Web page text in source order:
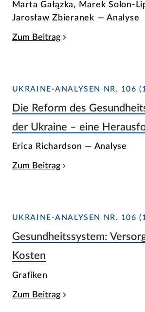
Marta Gałązka, Marek Solon-
Jarosław Zbieranek — Analyse
Zum Beitrag
UKRAINE-ANALYSEN NR. 106
Die Reform des
der Ukraine – eine
Erica Richardson — Analyse
Zum Beitrag
UKRAINE-ANALYSEN NR. 106
Gesundheitssystem:
Kosten
Grafiken
Zum Beitrag